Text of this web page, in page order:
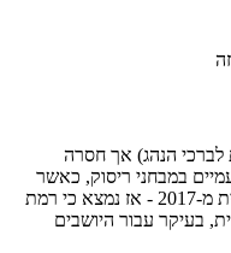
אוויר (אחת לברכי הנהג) אך חסרה
500 נבחנה פעמיים במבחני ריסוק, כאשר
הפעם האחרונה הייתה במבחן מחמיר יחסית מ-2017 - אז נמצא כי רמת
בעיקר עבור היושבים